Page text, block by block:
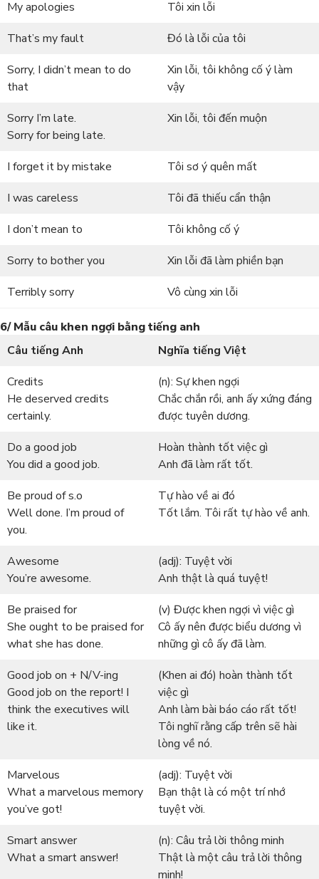
My apologies
Tôi xin lỗi
That’s my fault
Đó là lỗi của tôi
Sorry, I didn’t mean to do
that
Xin lỗi, tôi không cố ý làm
vậy
Sorry I’m late.
Sorry for being late.
Xin lỗi, tôi đến muộn
I forget it by mistake
Tôi sơ ý quên mất
I was careless
Tôi đã thiếu cẩn thận
I don’t mean to
Tôi không cố ý
Sorry to bother you
Xin lỗi đã làm phiền bạn
Terribly sorry
Vô cùng xin lỗi
6/ Mẫu câu khen ngợi bằng tiếng anh
Câu tiếng Anh
Nghĩa tiếng Việt
Credits
He deserved credits
certainly.
(n): Sự khen ngợi
Chắc chắn rồi, anh ấy xứng đáng
được tuyên dương.
Do a good job
You did a good job.
Hoàn thành tốt việc gì
Anh đã làm rất tốt.
Be proud of s.o
Well done. I’m proud of
you.
Tự hào về ai đó
Tốt lắm. Tôi rất tự hào về anh.
Awesome
You’re awesome.
(adj): Tuyệt vời
Anh thật là quá tuyệt!
Be praised for
She ought to be praised for
what she has done.
(v) Được khen ngợi vì việc gì
Cô ấy nên được biểu dương vì
những gì cô ấy đã làm.
Good job on + N/V-ing
Good job on the report! I
think the executives will
like it.
(Khen ai đó) hoàn thành tốt
việc gì
Anh làm bài báo cáo rất tốt!
Tôi nghĩ rằng cấp trên sẽ hài
lòng về nó.
Marvelous
What a marvelous memory
you’ve got!
(adj): Tuyệt vời
Bạn thật là có một trí nhớ
tuyệt vời.
Smart answer
What a smart answer!
(n): Câu trả lời thông minh
Thật là một câu trả lời thông
minh!